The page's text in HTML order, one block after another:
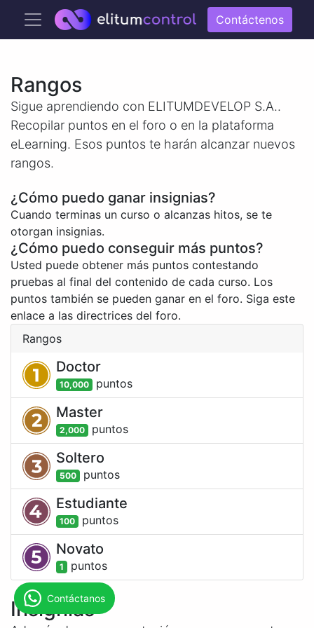
Contáctenos
Rangos
Sigue aprendiendo con ELITUMDEVELOP S.A..
Recopilar puntos en el foro o en la plataforma
eLearning. Esos puntos te harán alcanzar nuevos
rangos.
¿Cómo puedo ganar insignias?
Cuando terminas un curso o alcanzas hitos, se te
otorgan insignias.
¿Cómo puedo conseguir más puntos?
Usted puede obtener más puntos contestando
pruebas al final del contenido de cada curso. Los
puntos también se pueden ganar en el foro. Siga este
enlace a las directrices del foro.
Rangos
Doctor
10,000 puntos
Master
2,000 puntos
Soltero
500 puntos
Estudiante
100 puntos
Novato
1 puntos
Insignias
Contáctanos